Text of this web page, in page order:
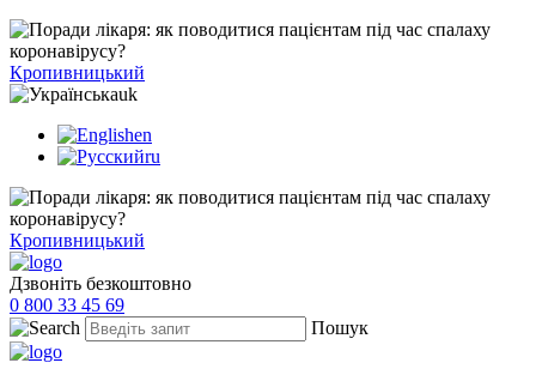
Кропивницький
uk
en
ru
Кропивницький
Дзвоніть безкоштовно
0 800 33 45 69
Пошук